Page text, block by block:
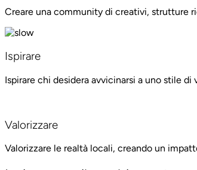
Creare una community di creativi, strutture
Ispirare
Ispirare chi desidera avvicinarsi a uno stile
Valorizzare
Valorizzare le realtà locali, creando un